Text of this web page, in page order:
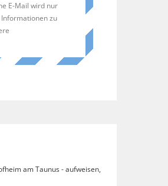
E-Mail wird nur
zu
am Taunus - aufweisen,